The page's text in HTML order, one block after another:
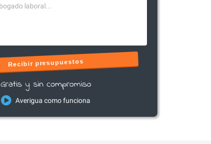
Recibir presupuestos
Gratis y sin compromiso
Averigua como funciona